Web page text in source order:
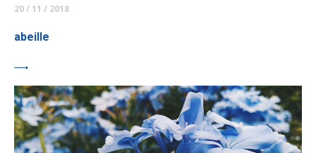
20 / 11 / 2018
abeille